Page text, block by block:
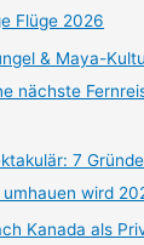
Flüge 2026
& Maya-
nächste
7
wird
Kanada als